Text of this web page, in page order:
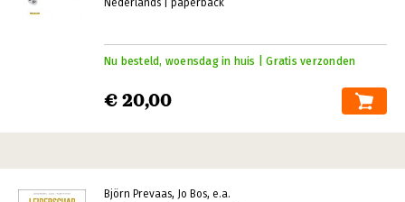
Nederlands | paperback
Nu besteld, woensdag in huis | Gratis verzonden
€ 20,00
Björn Prevaas, Jo Bos, e.a.